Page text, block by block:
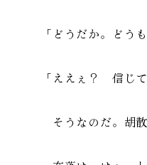
「どうだか。どう
「ええぇ？ 信じ
そうなのだ。胡